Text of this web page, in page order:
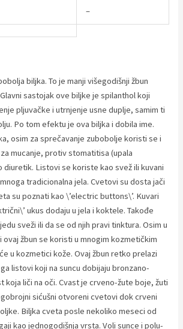
–
biljka. To je manji višegodišnji žbun
sastojak ove biljke je spilanthol koji
pljuvačke i utrnjenje usne duplje, samim ti
Po tom efektu je ova biljka i dobila ime.
osim za sprečavanje zubobolje koristi se i
mucanje, protiv stomatitisa (upala
diuretik. Listovi se koriste kao svež ili kuvani
tradicionalna jela. Cvetovi su dosta jači
su poznati kao \’electric buttons\’. Kuvari
ukus dodaju u jela i koktele. Takođe
sveži ili da se od njih pravi tinktura. Osim u
ovaj žbun se koristi u mnogim kozmetičkim
u kozmetici kože. Ovaj žbun retko prelazi
listovi koji na suncu dobijaju bronzano-
koja liči na oči. Cvast je crveno-žute boje, žuti
sićušni otvoreni cvetovi dok crveni
Biljka cveta posle nekoliko meseci od
kao jednogodišnja vrsta. Voli sunce i polu-